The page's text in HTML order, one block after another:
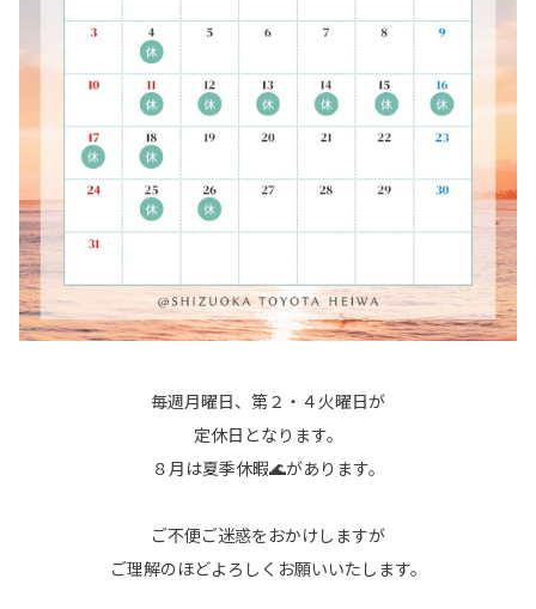
毎週月曜日、第２・４火曜日が
定休日となります。
８月は夏季休暇🌊があります。
ご不便ご迷惑をおかけしますが
ご理解のほどよろしくお願いいたします。